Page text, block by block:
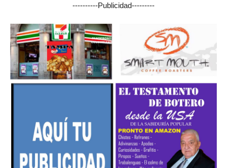
----------Publicidad---------